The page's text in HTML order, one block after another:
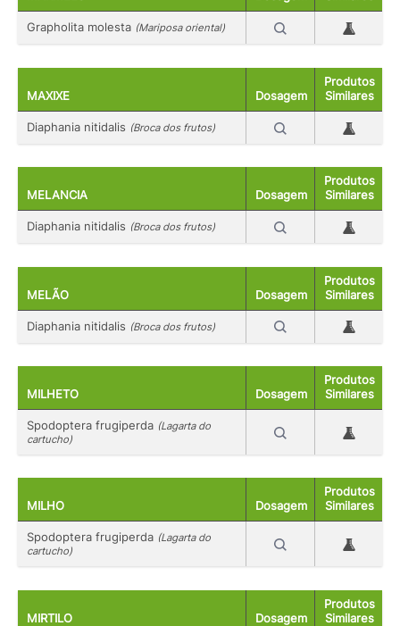
Grapholita molesta (Mariposa oriental)
MAXIXE Dosagem
Produtos
Similares
Diaphania nitidalis (Broca dos frutos)
MELANCIA Dosagem
Produtos
Similares
Diaphania nitidalis (Broca dos frutos)
MELÃO Dosagem
Produtos
Similares
Diaphania nitidalis (Broca dos frutos)
MILHETO Dosagem
Produtos
Similares
Spodoptera frugiperda (Lagarta do
cartucho)
MILHO Dosagem
Produtos
Similares
Spodoptera frugiperda (Lagarta do
cartucho)
MIRTILO Dosagem
Produtos
Similares